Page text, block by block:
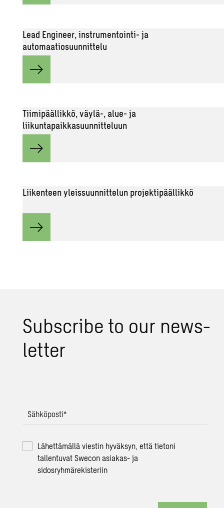
Lead Engineer, instrumentointi- ja
automaatiosuunnittelu
Tiimipäällikkö, väylä-, alue- ja
liikuntapaikkasuunnitteluun
Liikenteen yleissuunnittelun projektipäällikkö
Subsc­ri­be to our news­
let­ter
Sähköposti*
Lähettämällä viestin hyväksyn, että tietoni
tallentuvat Swecon asiakas- ja
sidosryhmärekisteriin